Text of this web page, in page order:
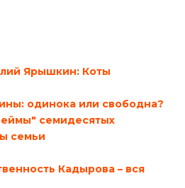
Ярышкин: Коты
одинока или свободна?
семидесятых
семьи
Кадырова – вся